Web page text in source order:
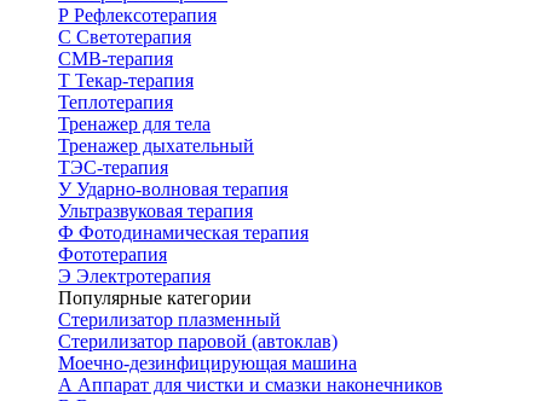
Р Рефлексотерапия
С Светотерапия
СМВ-терапия
Т Текар-терапия
Теплотерапия
Тренажер для тела
Тренажер дыхательный
ТЭС-терапия
УУдарно-волновая терапия
Ультразвуковая терапия
Ф Фотодинамическая терапия
Фототерапия
Э Электротерапия
Популярные категории
Стерилизатор плазменный
Стерилизатор паровой (автоклав)
Моечно-дезинфицирующая машина
А Аппарат для чистки и смазки наконечников